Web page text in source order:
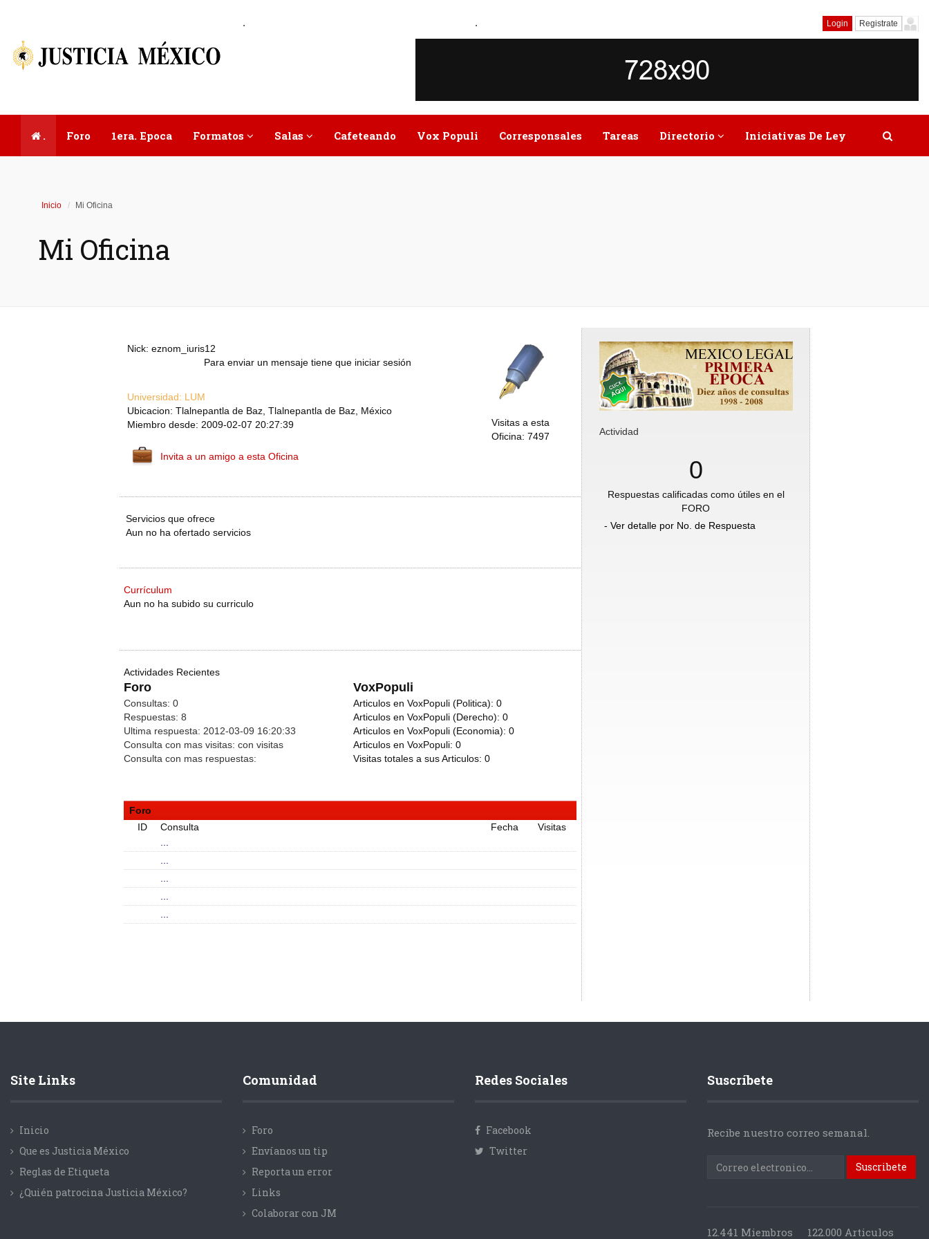
. . Login Registrate
. Foro 1era. Epoca Formatos Salas Cafeteando Vox Populi Corresponsales Tareas Directorio Iniciativas De Ley
Inicio Mi Oficina
Mi Oficina
Nick: eznom_iuris12
Para enviar un mensaje tiene que iniciar sesión
Universidad: LUM
Ubicacion: Tlalnepantla de Baz, Tlalnepantla de Baz, México
Miembro desde: 2009-02-07 20:27:39
Visitas a esta
Oficina: 7497
Invita a un amigo a esta Oficina
Servicios que ofrece
Aun no ha ofertado servicios
Currículum
Aun no ha subido su curriculo
Actividades Recientes
Foro VoxPopuli
Consultas: 0
Respuestas: 8
Ultima respuesta: 2012-03-09 16:20:33
Consulta con mas visitas: con visitas
Consulta con mas respuestas:
Articulos en VoxPopuli (Politica): 0
Articulos en VoxPopuli (Derecho): 0
Articulos en VoxPopuli (Economia): 0
Articulos en VoxPopuli: 0
Visitas totales a sus Articulos: 0
Foro
ID
Consulta Fecha
Visitas
Actividad
0
Respuestas calificadas como útiles en el
FORO
- Ver detalle por No. de Respuesta
Site Links
Inicio
Que es Justicia México
Reglas de Etiqueta
¿Quién patrocina Justicia México?
Comunidad
Foro
Envíanos un tip
Reporta un error
Links
Colaborar con JM
Redes Sociales
Facebook
Twitter
Suscríbete
Recibe nuestro correo semanal.
12.441 Miembros 122.000 Articulos